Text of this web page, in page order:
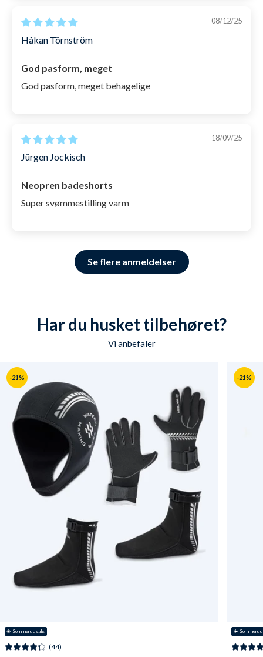
08/12/25
Håkan Törnström
God pasform, meget
God pasform, meget behagelige
18/09/25
Jürgen Jockisch
Neopren badeshorts
Super svømmestilling varm
Se flere anmeldelser
Har du husket tilbehøret?
Vi anbefaler
-21%
☀️ Sommerudsalg
(44)
-21%
☀️